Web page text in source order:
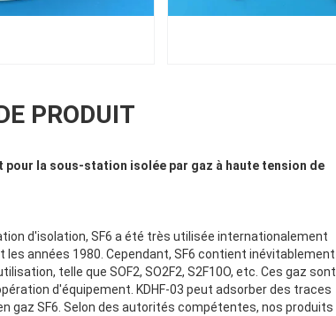
PRODUIT
pour la sous-station isolée par gaz à haute tension de
d'isolation, SF6 a été très utilisée internationalement
années 1980. Cependant, SF6 contient inévitablement
telle que SOF2, SO2F2, S2F10O, etc. Ces gaz sont
d'équipement. KDHF-03 peut adsorber des traces
gaz SF6. Selon des autorités compétentes, nos produits